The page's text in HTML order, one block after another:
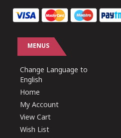
MENUS
Change Language to
English
Home
My Account
View Cart
Wish List